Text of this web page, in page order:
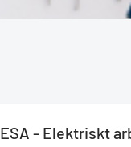
ESA - Elektriskt